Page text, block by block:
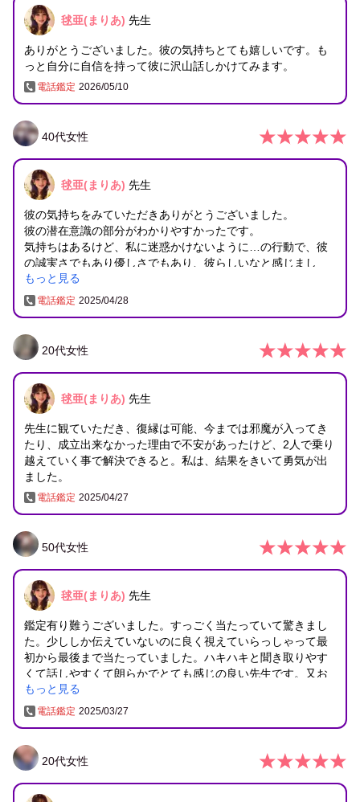
毬亜(まりあ) 先生
ありがとうございました。彼の気持ちとても嬉しいです。も
っと自分に自信を持って彼に沢山話しかけてみます。
電話鑑定 2026/05/10
40代女性
毬亜(まりあ) 先生
彼の気持ちをみていただきありがとうございました。
彼の潜在意識の部分がわかりやすかったです。
気持ちはあるけど、私に迷惑かけないように…の行動で、彼
の誠実さでもあり優しさでもあり、彼らしいなと感じまし
た。
奥様とは不仲ということもありいつか私の方に来て欲しいな
ないよう信じたいと思います。
もっと見る
電話鑑定 2025/04/28
20代女性
毬亜(まりあ) 先生
先生に観ていただき、復縁は可能、今までは邪魔が入ってき
たり、成立出来なかった理由で不安があったけど、2人で乗り
越えていく事で解決できると。私は、結果をきいて勇気が出
ました。
電話鑑定 2025/04/27
50代女性
毬亜(まりあ) 先生
鑑定有り難うございました。すっごく当たっていて驚きまし
た。少ししか伝えていないのに良く視えていらっしゃって最
初から最後まで当たっていました。ハキハキと聞き取りやす
くて話しやすくて朗らかでとても感じの良い先生です。又お
願いしたいと思いました。有り難うございました。
もっと見る
電話鑑定 2025/03/27
20代女性